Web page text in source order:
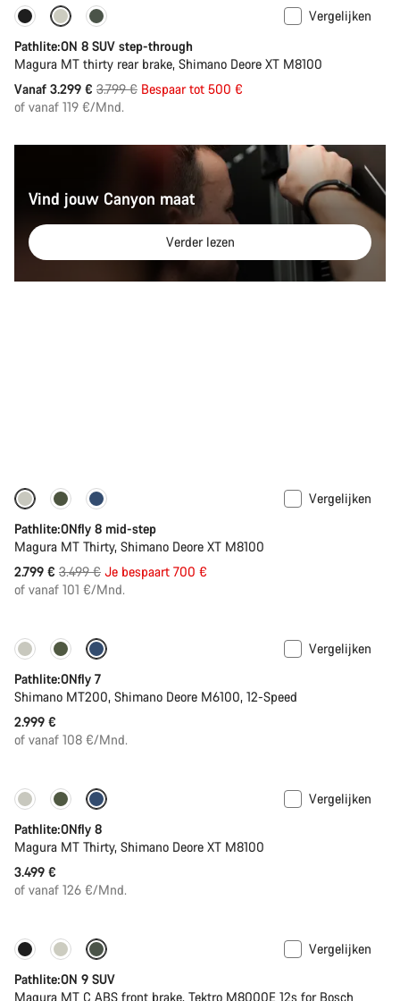
-13%
Vergelijken
Pathlite:ON 8 SUV step-through
Magura MT thirty rear brake, Shimano Deore XT M8100
Vanaf 3.299 € Originele
Prijs
3.799 € Bespaar tot 500 €
of vanaf 119 €/Mnd.
Vind jouw Canyon maat
Verder lezen
-20%
Vergelijken
Pathlite:ONfly 8 mid-step
Magura MT Thirty, Shimano Deore XT M8100
2.799 € Originele
Prijs
3.499 € Je bespaart 700 €
of vanaf 101 €/Mnd.
Vergelijken
Pathlite:ONfly 7
Shimano MT200, Shimano Deore M6100, 12-Speed
2.999 €
of vanaf 108 €/Mnd.
Vergelijken
Pathlite:ONfly 8
Magura MT Thirty, Shimano Deore XT M8100
3.499 €
of vanaf 126 €/Mnd.
-20%
Vergelijken
Pathlite:ON 9 SUV
Magura MT C ABS front brake, Tektro M8000E 12s for Bosch